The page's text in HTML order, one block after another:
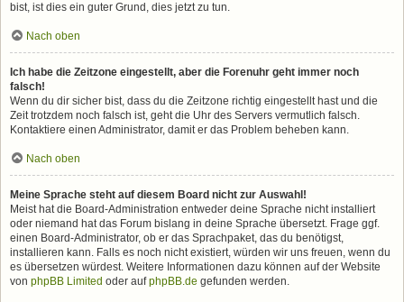
bist, ist dies ein guter Grund, dies jetzt zu tun.
Nach oben
Ich habe die Zeitzone eingestellt, aber die Forenuhr geht immer noch
falsch!
Wenn du dir sicher bist, dass du die Zeitzone richtig eingestellt hast und die
Zeit trotzdem noch falsch ist, geht die Uhr des Servers vermutlich falsch.
Kontaktiere einen Administrator, damit er das Problem beheben kann.
Nach oben
Meine Sprache steht auf diesem Board nicht zur Auswahl!
Meist hat die Board-Administration entweder deine Sprache nicht installiert
oder niemand hat das Forum bislang in deine Sprache übersetzt. Frage ggf.
einen Board-Administrator, ob er das Sprachpaket, das du benötigst,
installieren kann. Falls es noch nicht existiert, würden wir uns freuen, wenn du
es übersetzen würdest. Weitere Informationen dazu können auf der Website
von phpBB Limited oder aufphpBB.de gefunden werden.